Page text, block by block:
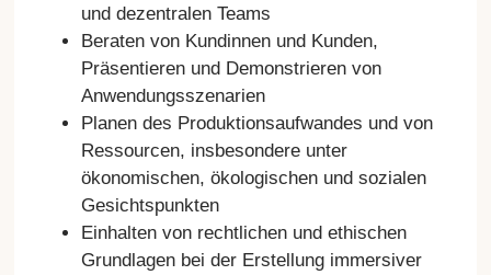
und dezentralen Teams
Beraten von Kundinnen und Kunden,
Präsentieren und Demonstrieren von
Anwendungsszenarien
Planen des Produktionsaufwandes und von
Ressourcen, insbesondere unter
ökonomischen, ökologischen und sozialen
Gesichtspunkten
Einhalten von rechtlichen und ethischen
Grundlagen bei der Erstellung immersiver